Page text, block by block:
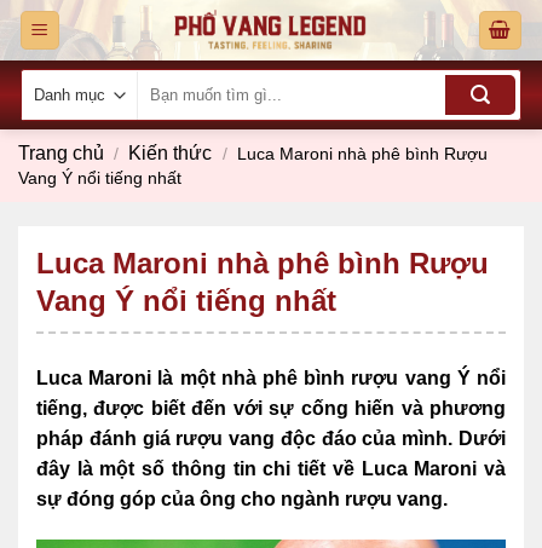
Skip
content
kiếm:
Trang chủ / Kiến thức / Luca Maroni nhà phê bình Rượu
Vang Ý nổi tiếng nhất
Luca Maroni nhà phê bình Rượu
Vang Ý nổi tiếng nhất
Luca Maroni là một nhà phê bình rượu vang Ý nổi
tiếng, được biết đến với sự cống hiến và phương
pháp đánh giá rượu vang độc đáo của mình. Dưới
đây là một số thông tin chi tiết về Luca Maroni và
sự đóng góp của ông cho ngành rượu vang.